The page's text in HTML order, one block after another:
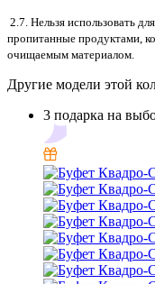
2.7. Нельзя использовать
пропитанные продуктами,
очищаемым материалом.
Другие модели этой
3 подарка на